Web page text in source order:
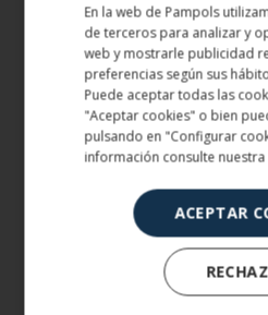
Plus d'informations
ATTENTION AU CLIENT
900 401 777
973 190 161
En la web de Pampols
de terceros para analizar y
web y mostrarle publicidad
preferencias según sus
Puede aceptar todas las
"Aceptar cookies" o bien
pulsando en "Configurar
información consulte nuestra
ACEPTAR